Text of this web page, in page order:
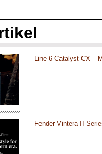
Line 6 Catalyst CX –
Fender Vintera II